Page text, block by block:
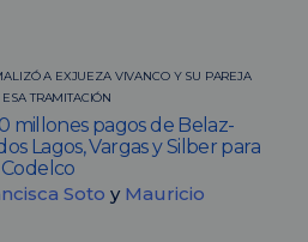
A EXJUEZA VIVANCO Y SU PAREJA
TRAMITACIÓN
millones pagos de Belaz-
Lagos, Vargas y Silber para
Soto y Mauricio